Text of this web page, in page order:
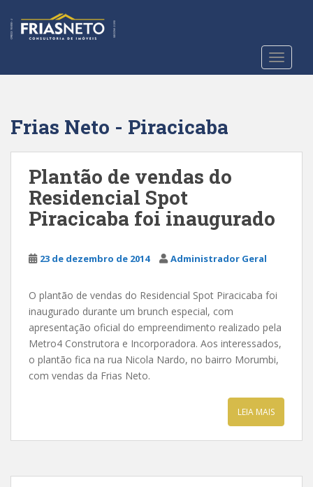
t
Frias Neto - Piracicaba
Plantão de vendas do
Residencial Spot
Piracicaba foi inaugurado
23 de dezembro de 2014 Administrador Geral
O plantão de vendas do Residencial Spot Piracicaba foi
inaugurado durante um brunch especial, com
apresentação oficial do empreendimento realizado pela
Metro4 Construtora e Incorporadora. Aos interessados,
o plantão fica na rua Nicola Nardo, no bairro Morumbi,
com vendas da Frias Neto.
LEIA MAIS